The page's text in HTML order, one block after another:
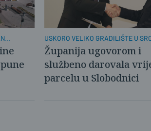
USKORO VELIKO GRADILIŠTE U
Županija ugovorom i
službeno darovala
parcelu u Slobodnici